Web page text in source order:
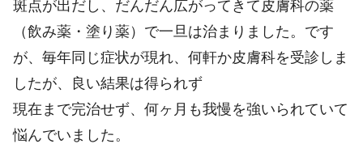
斑点が出だし、だんだん広がってきて皮膚科の薬
（飲み薬・塗り薬）で一旦は治まりました。です
が、毎年同じ症状が現れ、何軒か皮膚科を受診しま
したが、良い結果は得られず
現在まで完治せず、何ヶ月も我慢を強いられていて
悩んでいました。